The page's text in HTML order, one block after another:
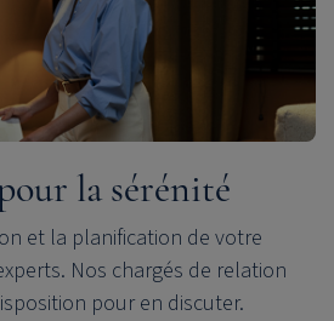
la sérénité
et la planification de votre
Nos chargés de relation
pour en discuter.